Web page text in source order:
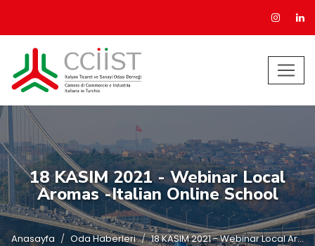
18 KASIM 2021 - Webinar Local
Aromas -Italian Online School
Anasayfa Oda Haberleri 18 KASIM 2021 - Webinar Local Ar...